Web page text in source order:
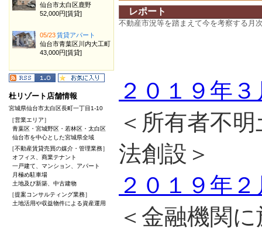
レポート
不動産市況等を踏まえて今を考察する月
２０１９年
＜所有者不
法創設＞
２０１９年
＜金融機関
仙台市太白区鹿野
52,000円[賃貸]
05/23賃貸アパート
仙台市青葉区川内大工町
43,000円[賃貸]
杜リゾート店舗情報
宮城県仙台市太白区長町一丁目1-10
［営業エリア］
青葉区・宮城野区・若林区・太白区
仙台市を中心とした宮城県全域
［不動産賃貸売買の媒介・管理業務］
オフィス、商業テナント
一戸建て、マンション、アパート
月極め駐車場
土地及び新築、中古建物
［提案コンサルティング業務］
土地活用や収益物件による資産運用